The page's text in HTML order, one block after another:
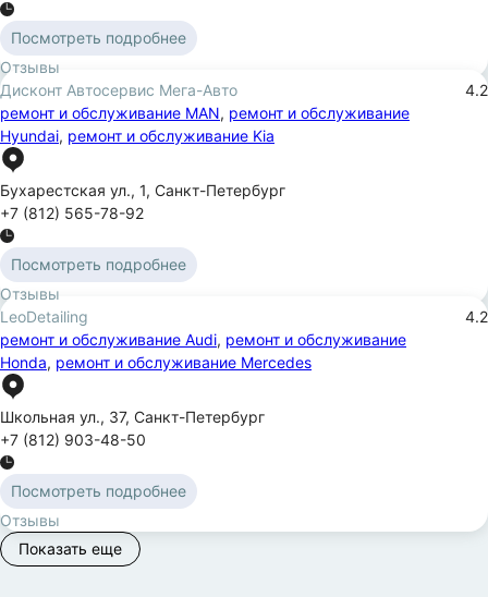
Посмотреть подробнее
Отзывы
Дисконт Автосервис Мега-Авто
4.2
ремонт и обслуживание MAN, ремонт и обслуживание
Hyundai, ремонт и обслуживание Kia
Бухарестская ул., 1, Санкт-Петербург
+7 (812) 565-78-92
Посмотреть подробнее
Отзывы
LeoDetailing
4.2
ремонт и обслуживание Audi, ремонт и обслуживание
Honda, ремонт и обслуживание Mercedes
Школьная ул., 37, Санкт-Петербург
+7 (812) 903-48-50
Посмотреть подробнее
Отзывы
Показать еще